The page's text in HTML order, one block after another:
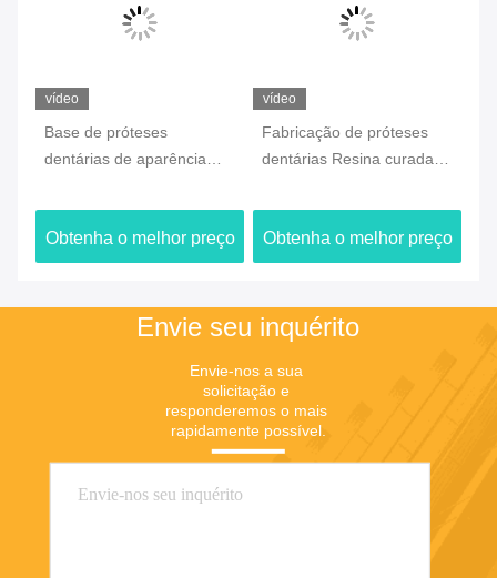
vídeo
Base de próteses
dentárias de aparência
biocompativel Conforto
óptimo do paciente
Obtenha o melhor preço
vídeo
Fabricação de próteses
dentárias Resina curada
leve
Obtenha o melhor preço
Envie seu inquérito
Envie-nos a sua
solicitação e
responderemos o mais
rapidamente possível.